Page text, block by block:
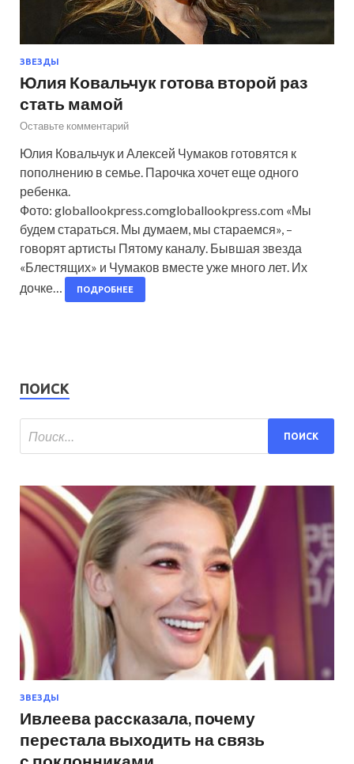
ЗВЕЗДЫ
Юлия Ковальчук готова второй раз
стать мамой
Оставьте комментарий
Юлия Ковальчук и Алексей Чумаков готовятся к
пополнению в семье. Парочка хочет еще одного
ребенка.
Фото: globallookpress.comgloballookpress.com «Мы
будем стараться. Мы думаем, мы стараемся», –
говорят артисты Пятому каналу. Бывшая звезда
«Блестящих» и Чумаков вместе уже много лет. Их
дочке…
ПОДРОБНЕЕ
ПОИСК
ЗВЕЗДЫ
Ивлеева рассказала, почему
перестала выходить на связь